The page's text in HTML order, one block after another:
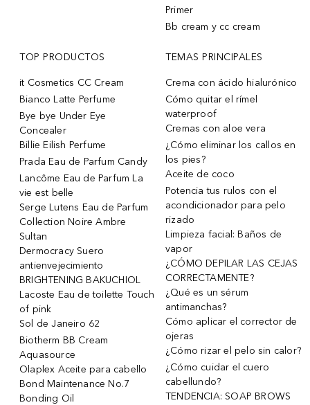
Primer
Bb cream y cc cream
TOP PRODUCTOS
it Cosmetics CC Cream
Bianco Latte Perfume
Bye bye Under Eye
Concealer
Billie Eilish Perfume
Prada Eau de Parfum Candy
Lancôme Eau de Parfum La
vie est belle
Serge Lutens Eau de Parfum
Collection Noire Ambre
Sultan
Dermocracy Suero
antienvejecimiento
BRIGHTENING BAKUCHIOL
Lacoste Eau de toilette Touch
of pink
Sol de Janeiro 62
Biotherm BB Cream
Aquasource
Olaplex Aceite para cabello
Bond Maintenance No.7
Bonding Oil
TEMAS PRINCIPALES
Crema con ácido hialurónico
Cómo quitar el rímel
waterproof
Cremas con aloe vera
¿Cómo eliminar los callos en
los pies?
Aceite de coco
Potencia tus rulos con el
acondicionador para pelo
rizado
Limpieza facial: Baños de
vapor
¿CÓMO DEPILAR LAS CEJAS
CORRECTAMENTE?
¿Qué es un sérum
antimanchas?
Cómo aplicar el corrector de
ojeras
¿Cómo rizar el pelo sin calor?
¿Cómo cuidar el cuero
cabellundo?
TENDENCIA: SOAP BROWS